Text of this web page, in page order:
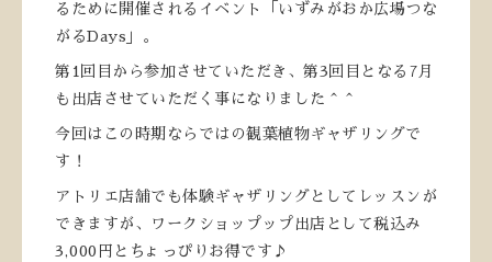
るために開催されるイベント「いずみがおか広場つな
がるDays」。
第1回目から参加させていただき、第3回目となる7月
も出店させていただく事になりました＾＾
今回はこの時期ならではの観葉植物ギャザリングで
す！
アトリエ店舗でも体験ギャザリングとしてレッスンが
できますが、ワークショップップ出店として税込み
3,000円とちょっぴりお得です♪